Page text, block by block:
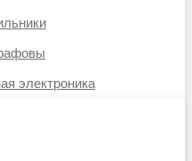
электроника